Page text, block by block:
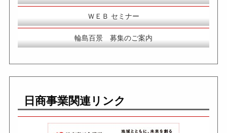
ＷＥＢ セミナー
輪島百景 募集のご案内
日商事業関連リンク